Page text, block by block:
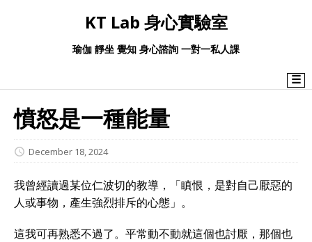
KT Lab 身心實驗室
瑜伽 靜坐 覺知 身心諮詢 一對一私人課
☰
憤怒是一種能量
December 18, 2024
我曾經讀過某位仁波切的教導，「瞋恨，是對自己厭惡的
人或事物，產生強烈排斥的心態」。
這我可再熟悉不過了。平常動不動就這個也討厭，那個也